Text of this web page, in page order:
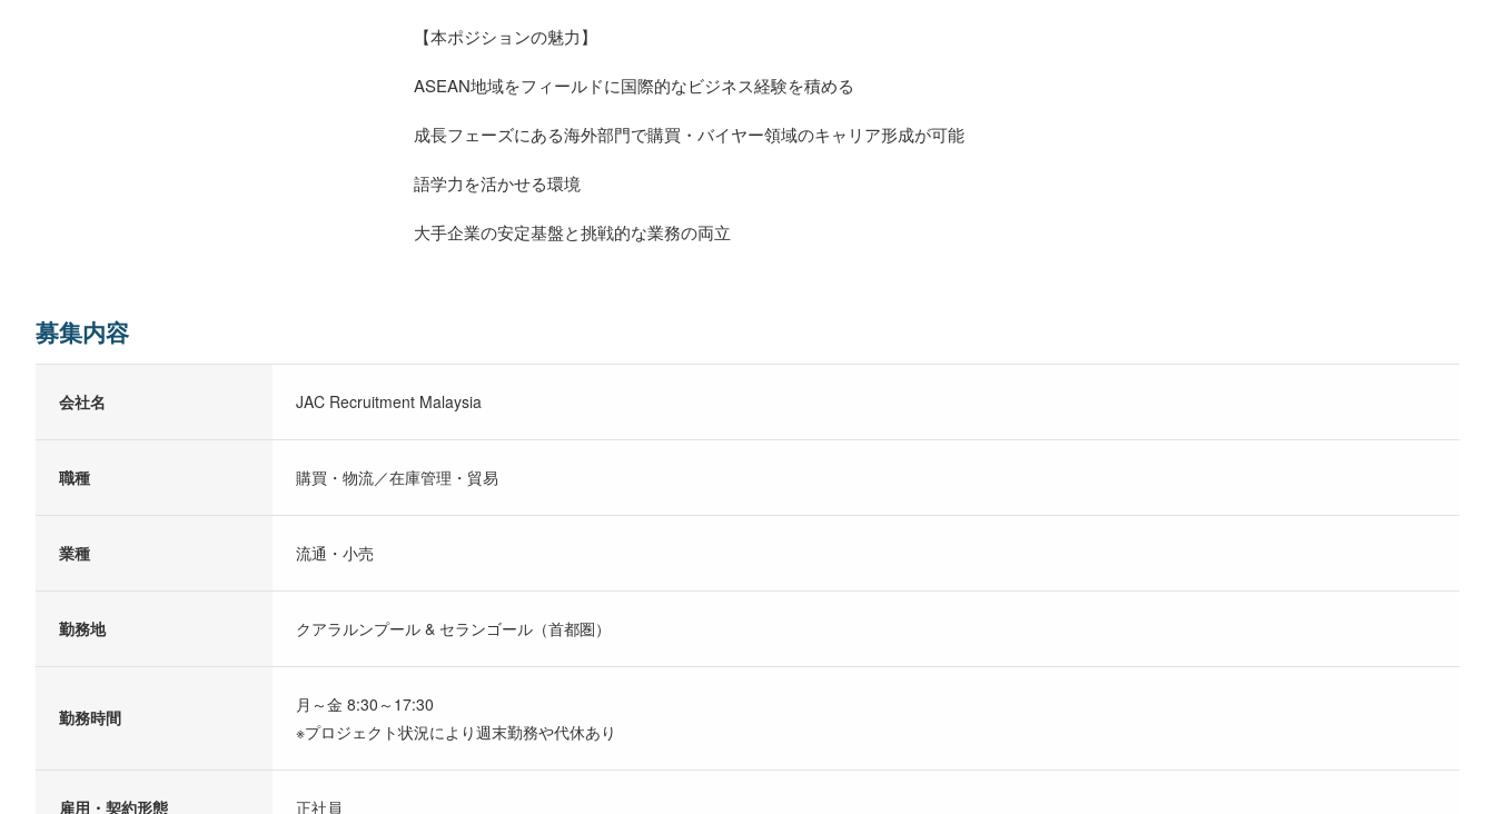
【本ポジションの魅力】
ASEAN地域をフィールドに国際的なビジネス経験を積める
成長フェーズにある海外部門で購買・バイヤー領域のキャリア形成が可能
語学力を活かせる環境
大手企業の安定基盤と挑戦的な業務の両立
募集内容
会社名 JAC Recruitment Malaysia
職種 購買・物流／在庫管理・貿易
業種 流通・小売
勤務地 クアラルンプール & セランゴール（首都圏）
勤務時間
月～金 8:30～17:30
※プロジェクト状況により週末勤務や代休あり
雇用・契約形態 正社員